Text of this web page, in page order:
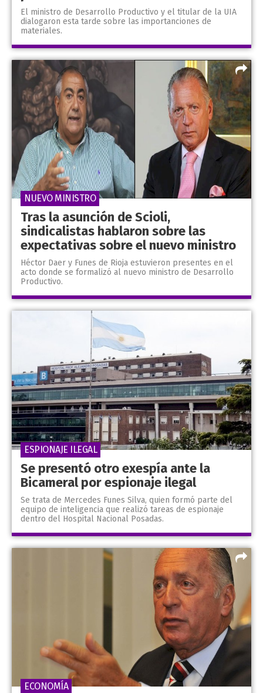
El ministro de Desarrollo Productivo y el titular de la UIA
dialogaron esta tarde sobre las importanciones de
materiales.
Tras la asunción de Scioli,
sindicalistas hablaron sobre las
expectativas sobre el nuevo ministro
Héctor Daer y Funes de Rioja estuvieron presentes en el
acto donde se formalizó al nuevo ministro de Desarrollo
Productivo.
NUEVO MINISTRO
Se presentó otro exespía ante la
Bicameral por espionaje ilegal
Se trata de Mercedes Funes Silva, quien formó parte del
equipo de inteligencia que realizó tareas de espionaje
dentro del Hospital Nacional Posadas.
ESPIONAJE ILEGAL
ECONOMÍA